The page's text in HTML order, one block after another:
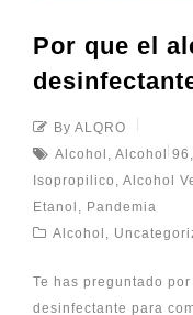
Por que el
By ALQRO
Alcohol , Alcohol 96 ,
Isopropilico , Alcohol
Etanol , Pandemia
Alcohol ,
Te has preguntado por
desinfectante para